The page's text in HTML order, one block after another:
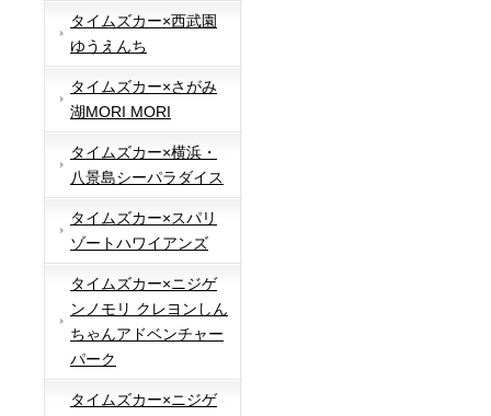
タイムズカー×西武園
ゆうえんち
タイムズカー×さがみ
湖MORI MORI
タイムズカー×横浜・
八景島シーパラダイス
タイムズカー×スパリ
ゾートハワイアンズ
タイムズカー×ニジゲ
ンノモリ クレヨンしん
ちゃんアドベンチャー
パーク
タイムズカー×ニジゲ